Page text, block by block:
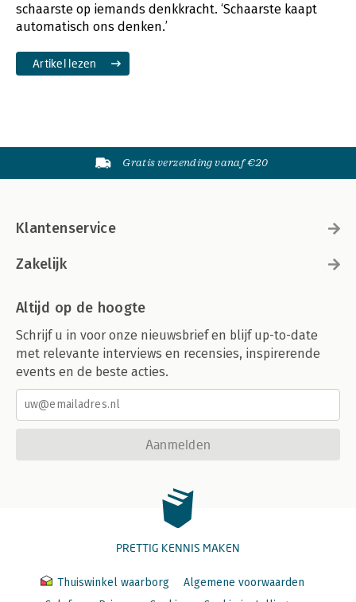
schaarste op iemands denkkracht. ‘Schaarste kaapt
automatisch ons denken.’
Artikel lezen
Gratis verzending vanaf €20
Klantenservice
Zakelijk
Altijd op de hoogte
Schrijf u in voor onze nieuwsbrief en blijf up-to-date
met relevante interviews en recensies, inspirerende
events en de beste acties.
Aanmelden
PRETTIG KENNIS MAKEN
Thuiswinkel waarborg
Algemene voorwaarden